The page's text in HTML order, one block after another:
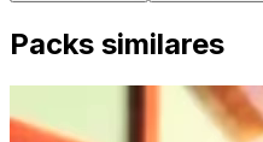
Packs similares